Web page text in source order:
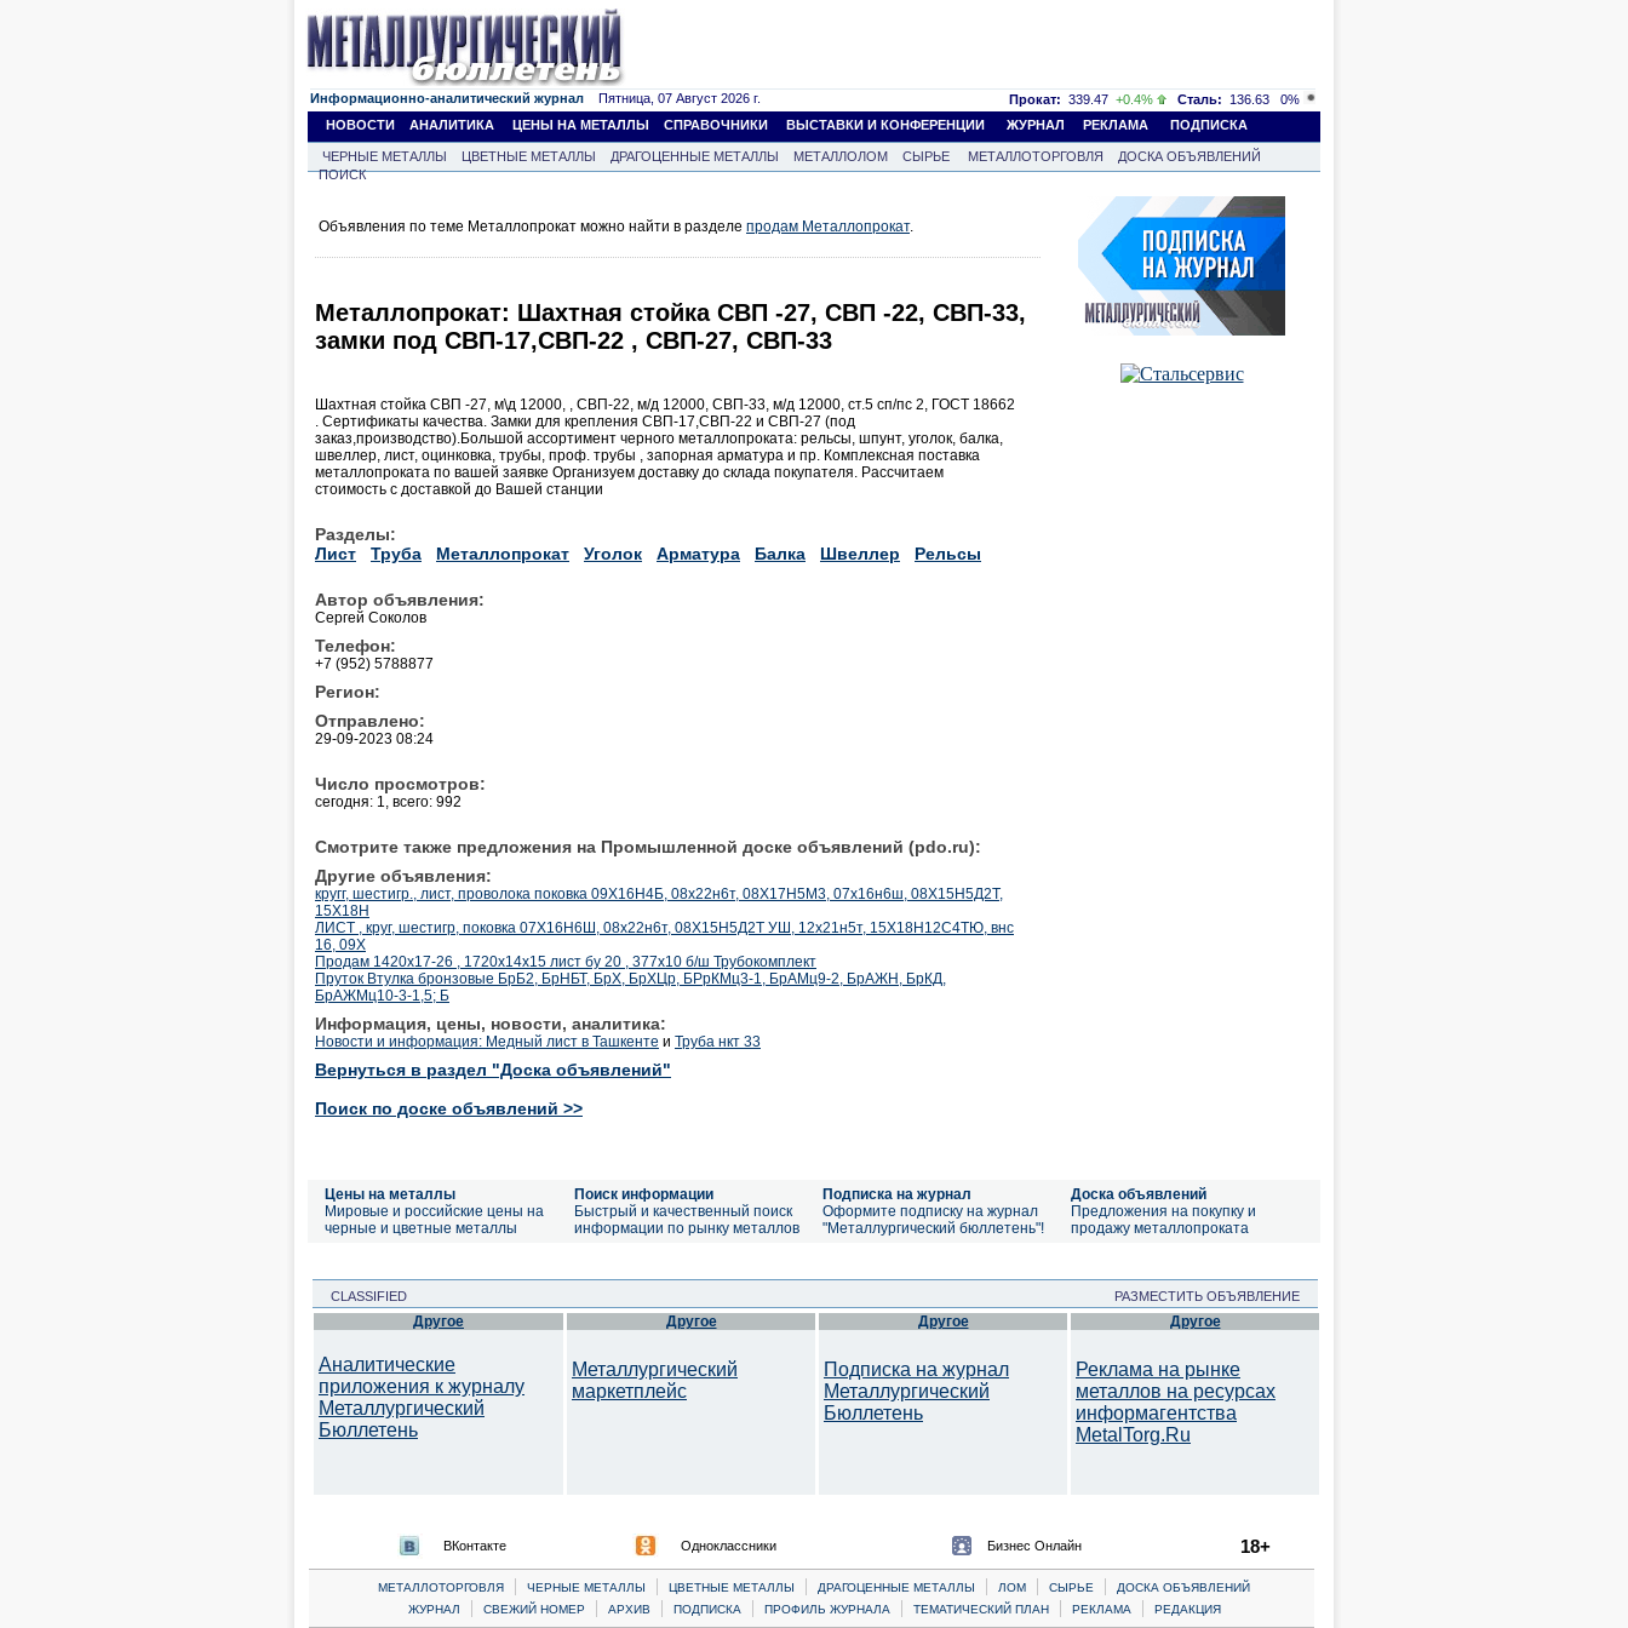
Информационно-аналитический журнал Пятница, 07 Август 2026 г. Прокат: 339.47 +0.4% Сталь: 136.63
0%
НОВОСТИ
АНАЛИТИКА ЦЕНЫ НА МЕТАЛЛЫ СПРАВОЧНИКИ ВЫСТАВКИ И КОНФЕРЕНЦИИ ЖУРНАЛ РЕКЛАМА ПОДПИСКА
ЧЕРНЫЕ МЕТАЛЛЫ ЦВЕТНЫЕ МЕТАЛЛЫ ДРАГОЦЕННЫЕ МЕТАЛЛЫ МЕТАЛЛОЛОМ СЫРЬЕ МЕТАЛЛОТОРГОВЛЯ
ДОСКА ОБЪЯВЛЕНИЙ
ПОИСК
Объявления по теме Металлопрокат можно найти в разделе продам Металлопрокат.
Металлопрокат: Шахтная стойка СВП -27, СВП -22, СВП-33,
замки под СВП-17,СВП-22 , СВП-27, СВП-33
Шахтная стойка СВП -27, м\д 12000, , СВП-22, м/д 12000, СВП-33, м/д 12000, ст.5 сп/пс 2, ГОСТ 18662
. Сертификаты качества. Замки для крепления СВП-17,СВП-22 и СВП-27 (под
заказ,производство).Большой ассортимент черного металлопроката: рельсы, шпунт, уголок, балка,
швеллер, лист, оцинковка, трубы, проф. трубы , запорная арматура и пр. Комплексная поставка
металлопроката по вашей заявке Организуем доставку до склада покупателя. Рассчитаем
стоимость с доставкой до Вашей станции
Разделы:
Лист
Труба Металлопрокат Уголок Арматура Балка Швеллер Рельсы
Автор объявления:
Сергей Соколов
Телефон:
+7 (952) 5788877
Регион:
Отправлено:
29-09-2023 08:24
Число просмотров:
сегодня: 1, всего: 992
Смотрите также предложения на Промышленной доске объявлений (pdo.ru):
Другие объявления:
кругг, шестигр., лист, проволока поковка 09Х16Н4Б, 08х22н6т, 08Х17Н5М3, 07х16н6ш, 08Х15Н5Д2Т,
15Х18Н
ЛИСТ , круг, шестигр, поковка 07Х16Н6Ш, 08х22н6т, 08Х15Н5Д2Т УШ, 12х21н5т, 15Х18Н12С4ТЮ, внс
16, 09Х
Продам 1420x17-26 , 1720x14x15 лист бу 20 , 377x10 б/ш Трубокомплект
Пруток Втулка бронзовые БрБ2, БрНБТ, БрХ, БрХЦр, БРрКМц3-1, БрАМц9-2, БрАЖН, БрКД,
БрАЖМц10-3-1,5; Б
Информация, цены, новости, аналитика:
Новости и информация: Медный лист в Ташкенте и Труба нкт 33
Вернуться в раздел "Доска объявлений"
Поиск по доске объявлений >>
Цены на металлы
Мировые и российские цены на
черные и цветные металлы
Поиск информации
Быстрый и качественный поиск
информации по рынку металлов
Подписка на журнал
Оформите подписку на журнал
"Металлургический бюллетень"!
Доска объявлений
Предложения на покупку и
продажу металлопроката
CLASSIFIED РАЗМЕСТИТЬ ОБЪЯВЛЕНИЕ
Другое
Аналитические
приложения к журналу
Металлургический
Бюллетень
Другое
Металлургический
маркетплейс
Другое
Подписка на журнал
Металлургический
Бюллетень
Другое
Реклама на рынке
металлов на ресурсах
информагентства
MetalTorg.Ru
ВКонтакте Одноклассники Бизнес Онлайн 18+
МЕТАЛЛОТОРГОВЛЯ | ЧЕРНЫЕ МЕТАЛЛЫ | ЦВЕТНЫЕ МЕТАЛЛЫ | ДРАГОЦЕННЫЕ МЕТАЛЛЫ | ЛОМ | CЫРЬЕ |
ДОСКА ОБЪЯВЛЕНИЙ
ЖУРНАЛ
| СВЕЖИЙ НОМЕР | АРХИВ | ПОДПИСКА | ПРОФИЛЬ ЖУРНАЛА | ТЕМАТИЧЕСКИЙ ПЛАН | РЕКЛАМА | РЕДАКЦИЯ